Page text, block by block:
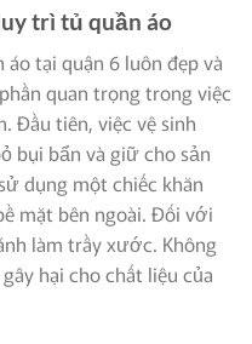
trì tủ quần áo
tại quận 6 luôn đẹp và
quan trọng trong việc
Đầu tiên, việc vệ sinh
bụi bẩn và giữ cho sản
dụng một chiếc khăn
mặt bên ngoài. Đối với
làm trầy xước. Không
hại cho chất liệu của